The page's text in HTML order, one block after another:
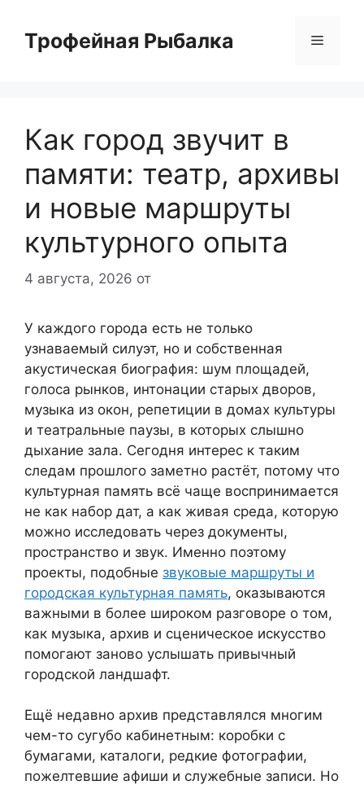
содержимому
Трофейная Рыбалка Меню
Как город звучит в
памяти: театр, архивы
и новые маршруты
культурного опыта
4 августа, 2026 от
У каждого города есть не только
узнаваемый силуэт, но и собственная
акустическая биография: шум площадей,
голоса рынков, интонации старых дворов,
музыка из окон, репетиции в домах культуры
и театральные паузы, в которых слышно
дыхание зала. Сегодня интерес к таким
следам прошлого заметно растёт, потому что
культурная память всё чаще воспринимается
не как набор дат, а как живая среда, которую
можно исследовать через документы,
пространство и звук. Именно поэтому
проекты, подобные звуковые маршруты и
городская культурная память, оказываются
важными в более широком разговоре о том,
как музыка, архив и сценическое искусство
помогают заново услышать привычный
городской ландшафт.
Ещё недавно архив представлялся многим
чем-то сугубо кабинетным: коробки с
бумагами, каталоги, редкие фотографии,
пожелтевшие афиши и служебные записи. Но